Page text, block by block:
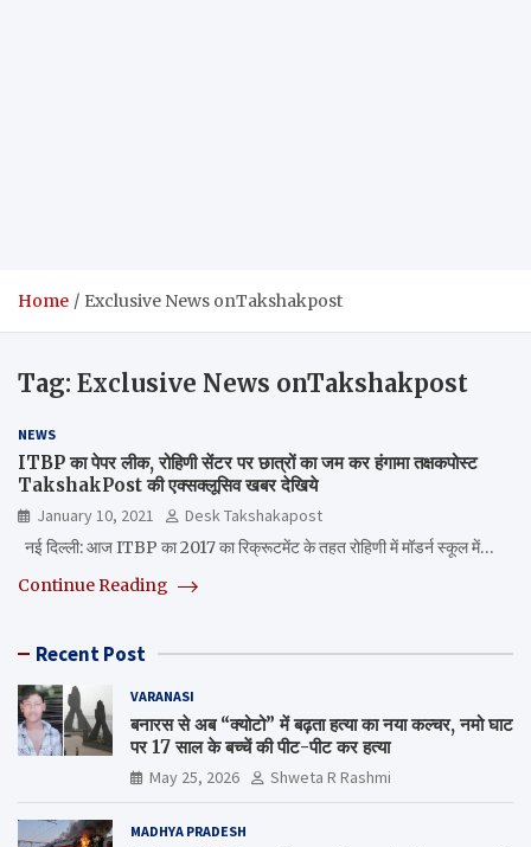
Home Exclusive News onTakshakpost
Tag: Exclusive News onTakshakpost
NEWS
ITBP का पेपर लीक, रोहिणी सेंटर पर छात्रों का जम कर हंगामा तक्षकपोस्ट
TakshakPost की एक्सक्लूसिव खबर देखिये
January 10, 2021
Desk Takshakapost
नई दिल्ली: आज ITBP का 2017 का रिक्रूटमेंट के तहत रोहिणी में मॉडर्न स्कूल में…
Continue Reading
Recent Post
VARANASI
बनारस से अब “क्योटो” में बढ़ता हत्या का नया कल्चर, नमो घाट
पर 17 साल के बच्चें की पीट-पीट कर हत्या
May 25, 2026 Shweta R Rashmi
MADHYA PRADESH